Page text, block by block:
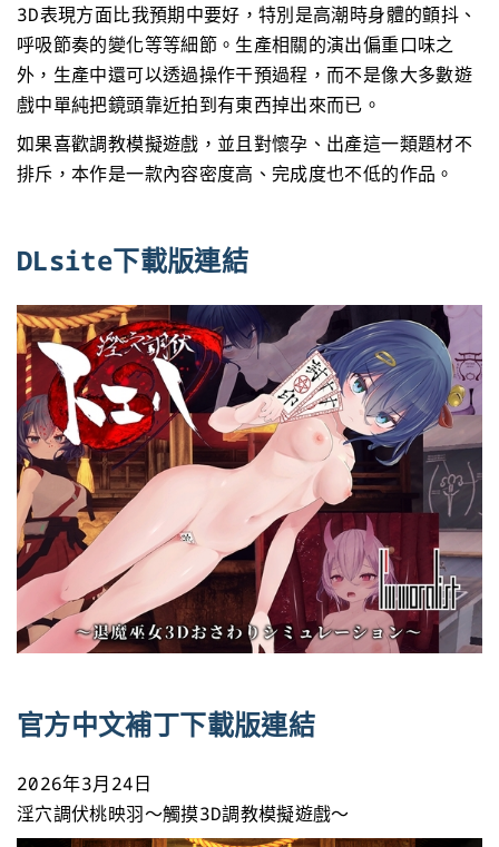
3D表現方面比我預期中要好，特別是高潮時身體的顫抖、
呼吸節奏的變化等等細節。生產相關的演出偏重口味之
外，生產中還可以透過操作干預過程，而不是像大多數遊
戲中單純把鏡頭靠近拍到有東西掉出來而已。
如果喜歡調教模擬遊戲，並且對懷孕、出產這一類題材不
排斥，本作是一款內容密度高、完成度也不低的作品。
DLsite下載版連結
官方中文補丁下載版連結
2026年3月24日
淫穴調伏桃映羽～觸摸3D調教模擬遊戲～